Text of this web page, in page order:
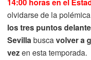
olvidarse de la
los tres puntos
Sevillabuscavolver a
vezen esta temporada.